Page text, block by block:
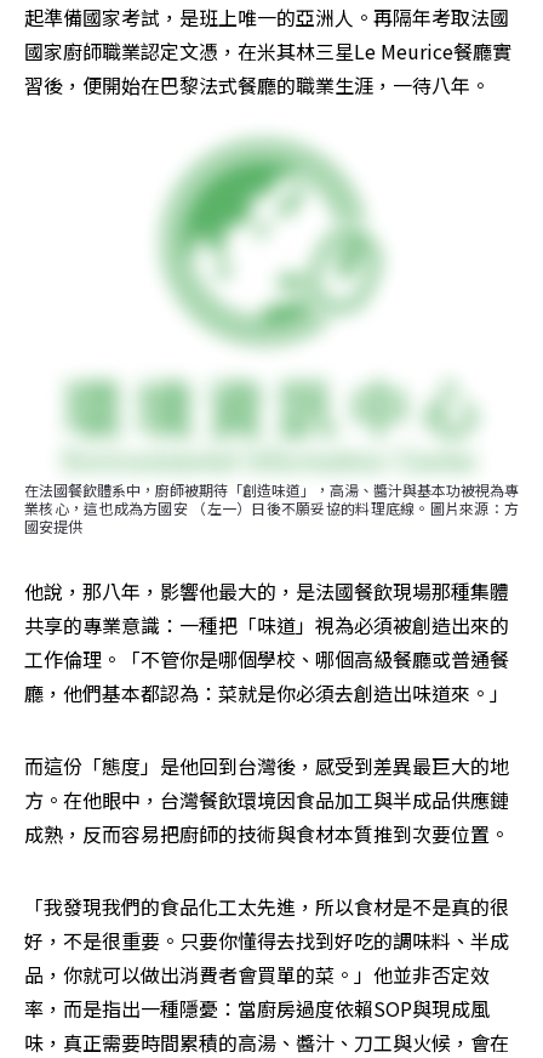
起準備國家考試，是班上唯一的亞洲人。再隔年考取法國
國家廚師職業認定文憑，在米其林三星Le Meurice餐廳實
習後，便開始在巴黎法式餐廳的職業生涯，一待八年。
在法國餐飲體系中，廚師被期待「創造味道」，高湯、醬汁與基本功被視為專
業核心，這也成為方國安 （左一）日後不願妥協的料理底線。圖片來源：方
國安提供
他說，那八年，影響他最大的，是法國餐飲現場那種集體
共享的專業意識：一種把「味道」視為必須被創造出來的
工作倫理。「不管你是哪個學校、哪個高級餐廳或普通餐
廳，他們基本都認為：菜就是你必須去創造出味道來。」
而這份「態度」是他回到台灣後，感受到差異最巨大的地
方。在他眼中，台灣餐飲環境因食品加工與半成品供應鏈
成熟，反而容易把廚師的技術與食材本質推到次要位置。
「我發現我們的食品化工太先進，所以食材是不是真的很
好，不是很重要。只要你懂得去找到好吃的調味料、半成
品，你就可以做出消費者會買單的菜。」他並非否定效
率，而是指出一種隱憂：當廚房過度依賴SOP與現成風
味，真正需要時間累積的高湯、醬汁、刀工與火候，會在